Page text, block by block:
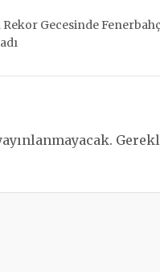
Rekor Gecesinde